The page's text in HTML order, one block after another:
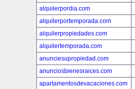
alquilerpordia.com
alquilerportemporada.com
alquilerpropiedades.com
alquilertemporada.com
anunciesupropiedad.com
anunciosbienesraices.com
apartamentosdevacaciones.com